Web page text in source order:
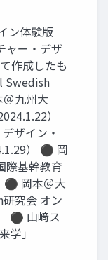
ン体験版
ャー・デザ
作成したも
Swedish
九州大
）
ザイン・
） ⚫ 岡
際基幹教育
⚫ 岡本＠大
究会 オン
⚫ 山﨑ス
学」